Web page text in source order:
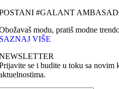
#GALANT
modu, pratiš modne
VIŠE
se i budite u toku sa novim